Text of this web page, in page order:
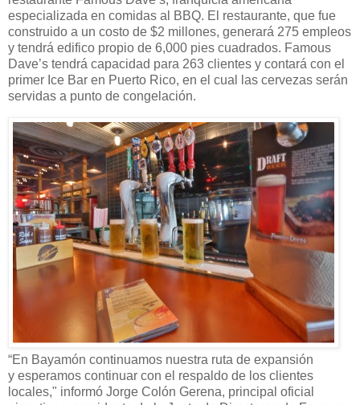
especializada en comidas al BBQ. E restaurante, que fue
construido a un costo de $2 millones, generará 275 empleos
y tendrá edifico propio de 6,000 pies cuadrados. Famous
Dave’s tendrá capacidad para 263 clientes y contará con el
primer Ice Bar en Puerto Rico, en el cual las cervezas serán
servidas a punto de congelación.
“En Bayamón continuamos nuestra ruta de expansión
y esperamos continuar con el respaldo de los clientes
locales," informó Jorge Colón Gerena, principal oficial